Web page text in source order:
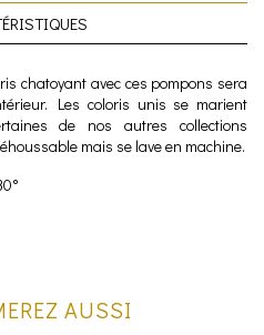
chatoyant avec ces pompons sera
Les coloris unis se marient
de nos autres collections
mais se lave en machine.
AUSSI